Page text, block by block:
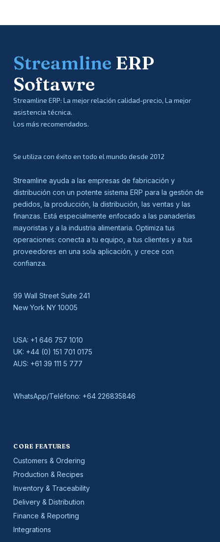
Streamline ERP
Softawre
Streamline ERP: La mejor relación calidad-precio, La mejor
asistencia técnica.
Los más recomendados.
Se utiliza con éxito en todo el mundo desde 2012
Streamline ayuda a las empresas de fabricación y
distribución con un potente sistema ERP para la gestión de
pedidos, la producción, la distribución, las ventas y las
finanzas. Está especialmente enfocado a las panaderías
mayoristas y a la industria alimentaria. Optimiza tus
operaciones: conecta a tu equipo, a tus clientes y a tus
proveedores en una sola aplicación, y crece con
confianza.
99 Wall Street Suite 241
New York NY 10005
USA: +1 646 757 1010
UK: +44 (0) 151 701 0175
AUS: +61 39 111 5 777
WhatsApp/Teléfono: +64 226835846
CORE FEATURES
Customers & Ordering
Production & Recipes
Inventory & Traceability
Delivery & Distribution
Finance & Reporting
Integrations